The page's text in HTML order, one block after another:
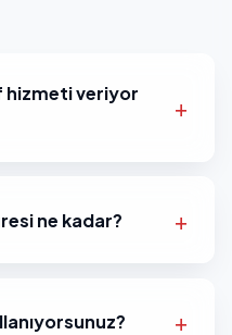
hizmeti veriyor
ne kadar?